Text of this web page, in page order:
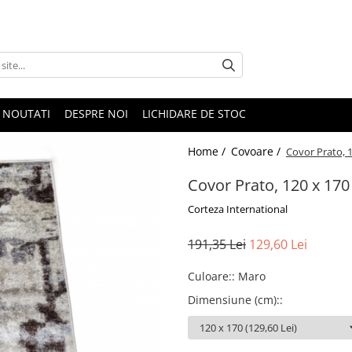
NOUTATI DESPRE NOI LICHIDARE DE STOC
Home / Covoare / Covor Prato,
Covor Prato, 120 x
Corteza International
191,35 Lei 129,60 Lei
Culoare:: Maro
Dimensiune (cm)::